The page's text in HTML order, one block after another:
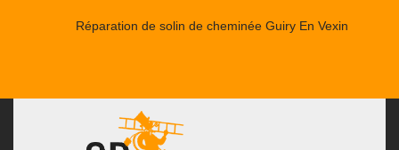
Réparation de solin de cheminée Guiry En Vexin